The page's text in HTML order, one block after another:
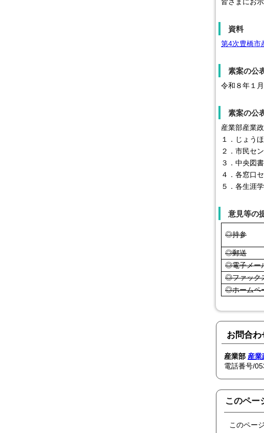
皆さまにお
資料
第4次豊橋市
素案の公
令和８年１
素案の公
産業部産業
１．じょう
２．市民セ
３．中央図
４．各窓口
５．各生涯
意見等の
◎持参
◎郵送
◎電子メー
◎ファック
◎ホームペ
お問合わ
産業部 産業
電話番号/
このペー
このペー